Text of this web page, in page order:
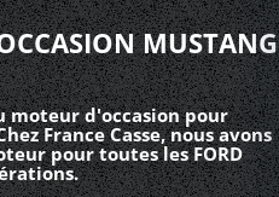
MUSTANG
moteur d'occasion pour
France Casse, nous avons
pour toutes les FORD